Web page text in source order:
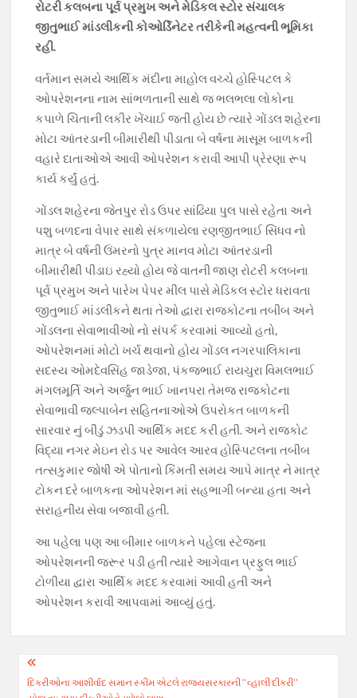
o
k
A
p
a
Li
k
રોટરી કલબના પૂર્વ પ્રમુખ અને મેડિકલ સ્ટોર સંચાલક
જીતુભાઈ માંડલીકની કોઓર્ડિનેટર તરીકેની મહત્વની ભૂમિકા
રહી.
વર્તમાન સમયે આર્થિક મંદીના માહોલ વચ્ચે હોસ્પિટલ કે
ઓપરેશનના નામ સાંભળતાની સાથે જ ભલભલા લોકોના
કપાળે ચિંતાની લકીર ખેંચાઈ જતી હોય છે ત્યારે ગોંડલ શહેરના
મોટા આંતરડાની બીમારીથી પીડાતા બે વર્ષના માસૂમ બાળકની
વહારે દાતાઓએ આવી ઓપરેશન કરાવી આપી પ્રેરણા રૂપ
કાર્ય કર્યું હતું.
ગોંડલ શહેરના જેતપુર રોડ ઉપર સાંઢિયા પુલ પાસે રહેતા અને
પશુ બળદના વેપાર સાથે સંકળાયેલા રણજીતભાઈ સિંધવ નો
માત્ર બે વર્ષની ઉંમરનો પુત્ર માનવ મોટા આંતરડાની
બીમારીથી પીડાઇ રહ્યો હોય જે વાતની જાણ રોટરી કલબના
પૂર્વ પ્રમુખ અને પારેખ પેપર મીલ પાસે મેડિકલ સ્ટોર ધરાવતા
જીતુભાઈ માંડલીકને થતા તેઓ દ્વારા રાજકોટના તબીબ અને
ગોંડલના સેવાભાવીઓ નો સંપર્ક કરવામાં આવ્યો હતો,
ઓપરેશનમાં મોટો ખર્ચ થવાનો હોય ગોંડલ નગરપાલિકાના
સદસ્ય ઓમદેવસિંહ જાડેજા, પંકજભાઈ રાયચુરા વિમલભાઈ
મંગલમૂર્તિ અને અર્જુન ભાઈ ખાનપરા તેમજ રાજકોટના
સેવાભાવી જલ્પાબેન સહિતનાઓએ ઉપરોકત બાળકની
સારવાર નું બીડું ઝડપી આર્થિક મદદ કરી હતી. અને રાજકોટ
વિદ્યા નગર મેઇન રોડ પર આવેલ આરવ હોસ્પિટલના તબીબ
તત્સકુમાર જોષી એ પોતાનો કિંમતી સમય આપે માત્ર ને માત્ર
ટોકન દરે બાળકના ઓપરેશન માં સહભાગી બન્યા હતા અને
સરાહનીય સેવા બજાવી હતી.
આ પહેલા પણ આ બીમાર બાળકને પહેલા સ્ટેજના
ઓપરેશનની જરૂર પડી હતી ત્યારે આગેવાન પ્રફુલ ભાઈ
ટોળીયા દ્વારા આર્થિક મદદ કરવામાં આવી હતી અને
ઓપરેશન કરાવી આપવામાં આવ્યું હતું.
Post
દિકરીઓના આશીર્વાદ સમાન સ્કીમ એટલે રાજ્યસરકારની ‘‘વ્હાલી દીકરી’’